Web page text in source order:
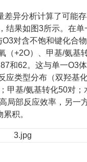
异分析计算了可能
结果如图3所示。在
对含不饱和键化合
（+2O）、甲基/氨基
和62。这与单一O3
应类型分布（双羟基
甲基/氨基转化50对
局部反应效率，另一
积。